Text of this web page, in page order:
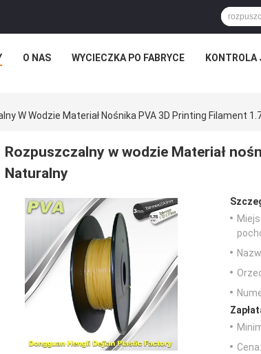
O NAS WYCIECZKA PO FABRYCE KONTROLA
W Wodzie Materiał Nośnika PVA 3D Printing Filament
Rozpuszczalny w wodzie Materiał
Naturalny
Cena: